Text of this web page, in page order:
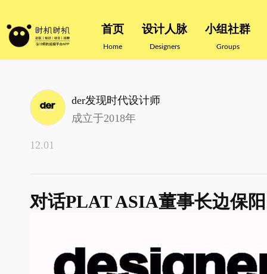
首页
Home
设计人脉
Designers
小组社群
Groups
der发现时代设计师
成立于2018年
12.01
对话PLAT ASIA董事长边保